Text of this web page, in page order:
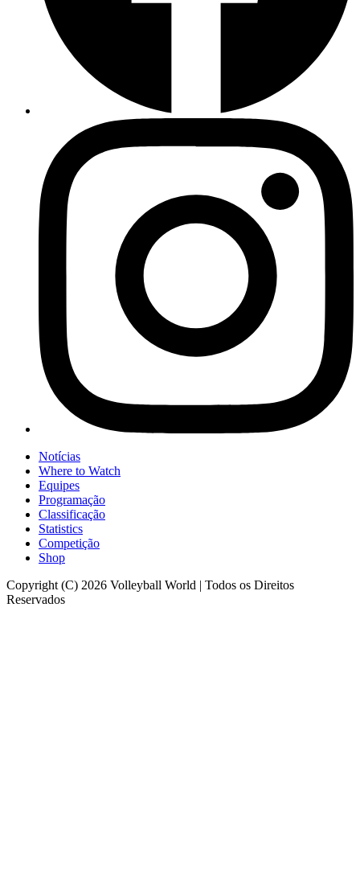
Notícias
Where to Watch
Equipes
Programação
Classificação
Statistics
Competição
Shop
Copyright (C) 2026 Volleyball World | Todos os Direitos
Reservados